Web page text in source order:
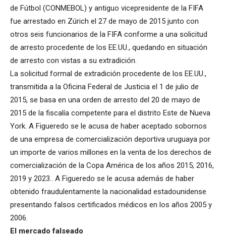
de Fútbol (CONMEBOL) y antiguo vicepresidente de la FIFA
fue arrestado en Zúrich el 27 de mayo de 2015 junto con
otros seis funcionarios de la FIFA conforme a una solicitud
de arresto procedente de los EE.UU., quedando en situación
de arresto con vistas a su extradición.
La solicitud formal de extradición procedente de los EE.UU.,
transmitida a la Oficina Federal de Justicia el 1 de julio de
2015, se basa en una orden de arresto del 20 de mayo de
2015 de la fiscalía competente para el distrito Este de Nueva
York. A Figueredo se le acusa de haber aceptado sobornos
de una empresa de comercialización deportiva uruguaya por
un importe de varios millones en la venta de los derechos de
comercialización de la Copa América de los años 2015, 2016,
2019 y 2023.. A Figueredo se le acusa además de haber
obtenido fraudulentamente la nacionalidad estadounidense
presentando falsos certificados médicos en los años 2005 y
2006.
El mercado falseado